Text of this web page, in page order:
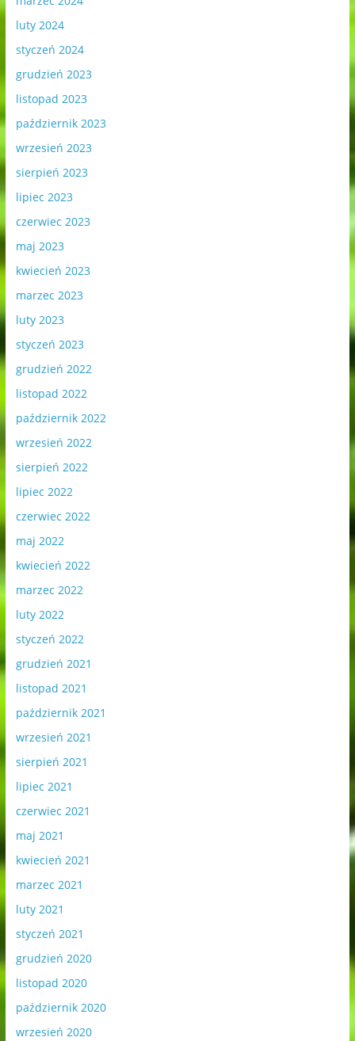
luty 2024
styczeń 2024
grudzień 2023
listopad 2023
październik 2023
wrzesień 2023
sierpień 2023
lipiec 2023
czerwiec 2023
maj 2023
kwiecień 2023
marzec 2023
luty 2023
styczeń 2023
grudzień 2022
listopad 2022
październik 2022
wrzesień 2022
sierpień 2022
lipiec 2022
czerwiec 2022
maj 2022
kwiecień 2022
marzec 2022
luty 2022
styczeń 2022
grudzień 2021
listopad 2021
październik 2021
wrzesień 2021
sierpień 2021
lipiec 2021
czerwiec 2021
maj 2021
kwiecień 2021
marzec 2021
luty 2021
styczeń 2021
grudzień 2020
listopad 2020
październik 2020
wrzesień 2020